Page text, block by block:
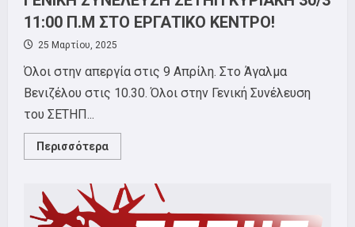
11:00 Π.Μ ΣΤΟ ΕΡΓΑΤΙΚΟ ΚΕΝΤΡΟ!
25 Μαρτίου, 2025
Όλοι στην απεργία στις 9 Απρίλη. Στο Άγαλμα
Βενιζέλου στις 10.30. Όλοι στην Γενική Συνέλευση
του ΣΕΤΗΠ...
Περισσότερα
more
ΣΥΝΕΛΕΥΣΗ
ΣΕΤΗΠ
ΚΥΡΙΑΚΗ